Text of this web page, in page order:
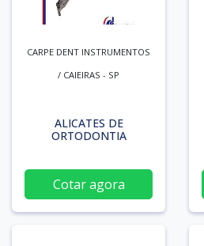
CARPE DENT INSTRUMENTOS
/ CAIEIRAS - SP
ALICATES DE
ORTODONTIA
Cotar agora